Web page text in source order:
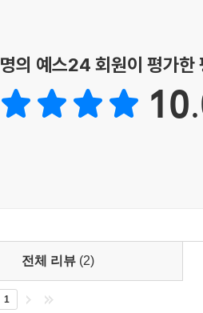
명의 예스24 회원이 평가한
전체 리뷰 (2)
1